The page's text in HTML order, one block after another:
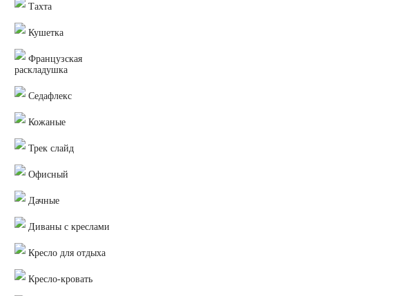
Тахта
Кушетка
Французская
раскладушка
Седафлекс
Кожаные
Трек слайд
Офисный
Дачные
Диваны с креслами
Кресло для отдыха
Кресло-кровать